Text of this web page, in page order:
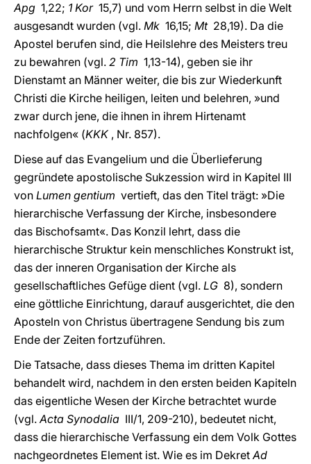
Apg 1,22; 1 Kor15,7) und vom Herrn selbst in die Welt
ausgesandt wurden (vgl. Mk 16,15; Mt28,19). Da die
Apostel berufen sind, die Heilslehre des Meisters treu
zu bewahren (vgl. 2 Tim 1,13-14), geben sie ihr
Dienstamt an Männer weiter, die bis zur Wiederkunft
Christi die Kirche heiligen, leiten und belehren, »und
zwar durch jene, die ihnen in ihrem Hirtenamt
nachfolgen« (KKK, Nr. 857).
Diese auf das Evangelium und die Überlieferung
gegründete apostolische Sukzession wird in Kapitel III
von Lumen gentium vertieft, das den Titel trägt: »Die
hierarchische Verfassung der Kirche, insbesondere
das Bischofsamt«. Das Konzil lehrt, dass die
hierarchische Struktur kein menschliches Konstrukt ist,
das der inneren Organisation der Kirche als
gesellschaftliches Gefüge dient (vgl. LG 8), sondern
eine göttliche Einrichtung, darauf ausgerichtet, die den
Aposteln von Christus übertragene Sendung bis zum
Ende der Zeiten fortzuführen.
Die Tatsache, dass dieses Thema im dritten Kapitel
behandelt wird, nachdem in den ersten beiden Kapiteln
das eigentliche Wesen der Kirche betrachtet wurde
(vgl.Acta Synodalia III/1, 209-210), bedeutet nicht,
dass die hierarchische Verfassung ein dem Volk Gottes
nachgeordnetes Element ist. Wie es im DekretAd